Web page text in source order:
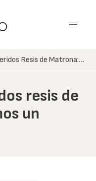
Resis de Matrona:…
resis de
un